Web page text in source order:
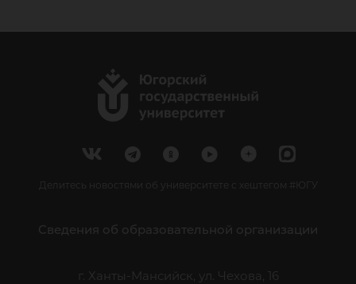
Делитесь новостями об университете с хештегом #ЮГУ
Сведения об образовательной организации
г. Ханты-Мансийск, ул. Чехова, 16